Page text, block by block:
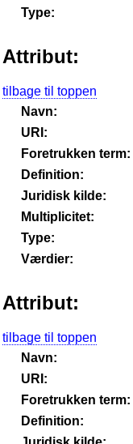
Type:
Attribut:
tilbage til toppen
Navn:
URI:
Foretrukken term:
Definition:
Juridisk kilde:
Multiplicitet:
Type:
Værdier:
Attribut:
tilbage til toppen
Navn:
URI:
Foretrukken term:
Definition: